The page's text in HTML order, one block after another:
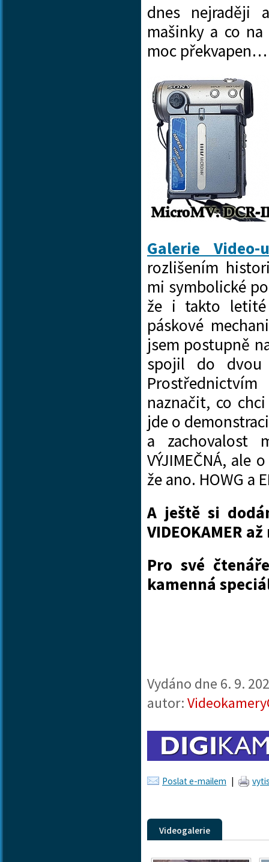
dnes nejraději
mašinky a co
moc
Galerie Video-
rozlišením
mi symbolické
že i takto letité
páskové
jsem postupně
spojil do dvou
naznačit, co
jde o
a zachovalost
VÝJIMEČNÁ,
že ano. HOWG a
A ještě si
VIDEOKAMER
Pro své
kamenná
Vydáno dne 6. 9.
autor:
Poslat e-mailem |
Videogalerie
záložka)